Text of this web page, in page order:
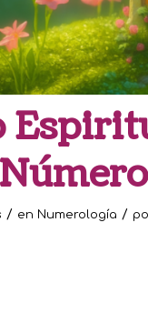
/ en Numerología /